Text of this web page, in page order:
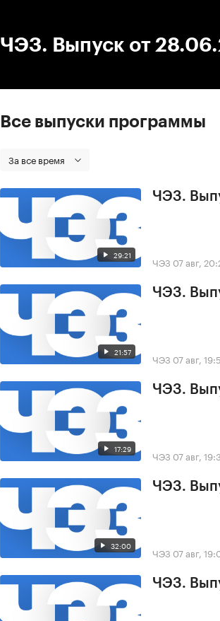
ЧЭЗ. Выпуск от
Все выпуски программы
За все время
29:21
ЧЭЗ.
ЧЭЗ 07 авг,
21:57
ЧЭЗ.
ЧЭЗ 07 авг,
17:29
ЧЭЗ.
ЧЭЗ 07 авг,
32:00
ЧЭЗ.
ЧЭЗ 07 авг,
ЧЭЗ.